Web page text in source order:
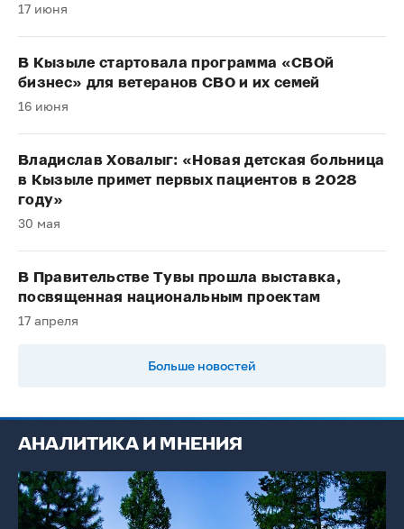
17 июня
В Кызыле стартовала программа «СВОй
бизнес» для ветеранов СВО и их семей
16 июня
Владислав Ховалыг: «Новая детская больница
в Кызыле примет первых пациентов в 2028
году»
30 мая
В Правительстве Тувы прошла выставка,
посвященная национальным проектам
17 апреля
Больше новостей
АНАЛИТИКА И МНЕНИЯ